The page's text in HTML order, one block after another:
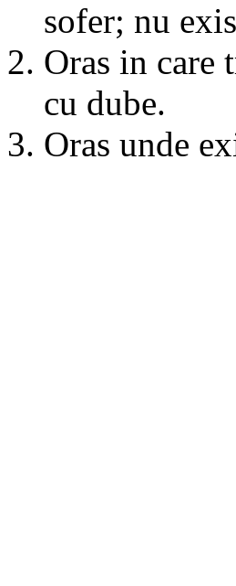
sofer; nu
Oras in care
cu dube.
Oras unde